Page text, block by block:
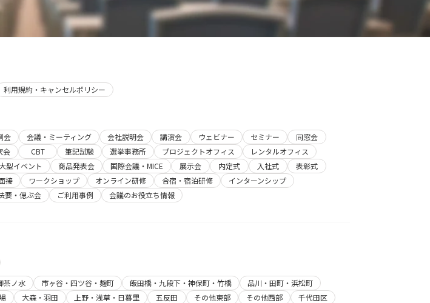
利用規約・キャンセルポリシー
会 会議・ミーティング 会社説明会 講演会 ウェビナー セミナー
同窓会
会 CBT 筆記試験 選挙事務所 プロジェクトオフィス
レンタルオフィス
大型イベント 商品発表会 国際会議・MICE 展示会 内定式 入社式
表彰式
接 ワークショップ オンライン研修 合宿・宿泊研修
インターンシップ
要・偲ぶ会 ご利用事例 会議のお役立ち情報
茶ノ水 市ヶ谷・四ツ谷・麹町 飯田橋・九段下・神保町・竹橋
品川・田町・浜松町
大森・羽田 上野・浅草・日暮里 五反田 その他東部 その他西部
千代田区